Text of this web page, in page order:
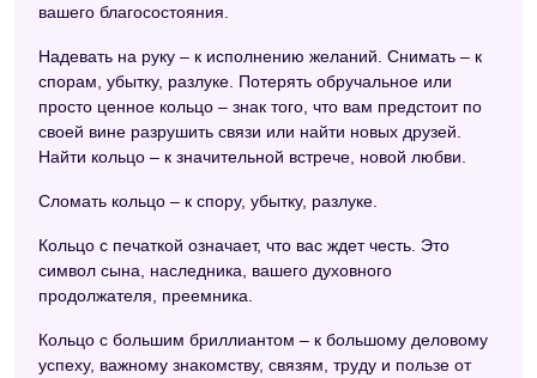
вашего благосостояния.
Надевать на руку – к исполнению желаний. Снимать – к
спорам, убытку, разлуке. Потерять обручальное или
просто ценное кольцо – знак того, что вам предстоит по
своей вине разрушить связи или найти новых друзей.
Найти кольцо – к значительной встрече, новой любви.
Сломать кольцо – к спору, убытку, разлуке.
Кольцо с печаткой означает, что вас ждет честь. Это
символ сына, наследника, вашего духовного
продолжателя, преемника.
Кольцо с большим бриллиантом – к большому деловому
успеху, важному знакомству, связям, труду и пользе от